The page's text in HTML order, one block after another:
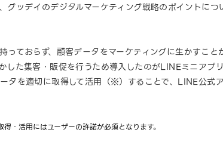
グッデイのデジタルマーケティング戦略のポイントに
っておらず、顧客データをマーケティングに生かすこ
した集客・販促を行うため導入したのがLINEミニアプ
タを適切に取得して活用（※）することで、LINE公式
・活用にはユーザーの許諾が必須となります。